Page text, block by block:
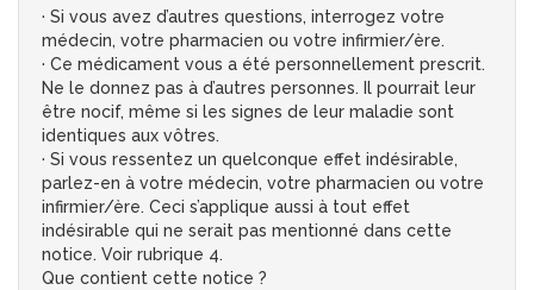
· Si vous avez d’autres questions, interrogez votre
médecin, votre pharmacien ou votre infirmier/ère.
· Ce médicament vous a été personnellement prescrit.
Ne le donnez pas à d’autres personnes. Il pourrait leur
être nocif, même si les signes de leur maladie sont
identiques aux vôtres.
· Si vous ressentez un quelconque effet indésirable,
parlez-en à votre médecin, votre pharmacien ou votre
infirmier/ère. Ceci s’applique aussi à tout effet
indésirable qui ne serait pas mentionné dans cette
notice. Voir rubrique 4.
Que contient cette notice ?